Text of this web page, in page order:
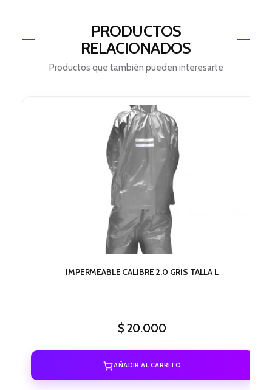
PRODUCTOS
RELACIONADOS
Productos que también pueden interesarte
IMPERMEABLE CALIBRE 2.0 GRIS TALLA L
$20.000
AÑADIR AL CARRITO